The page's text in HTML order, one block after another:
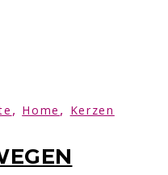
, Home , Kerzen